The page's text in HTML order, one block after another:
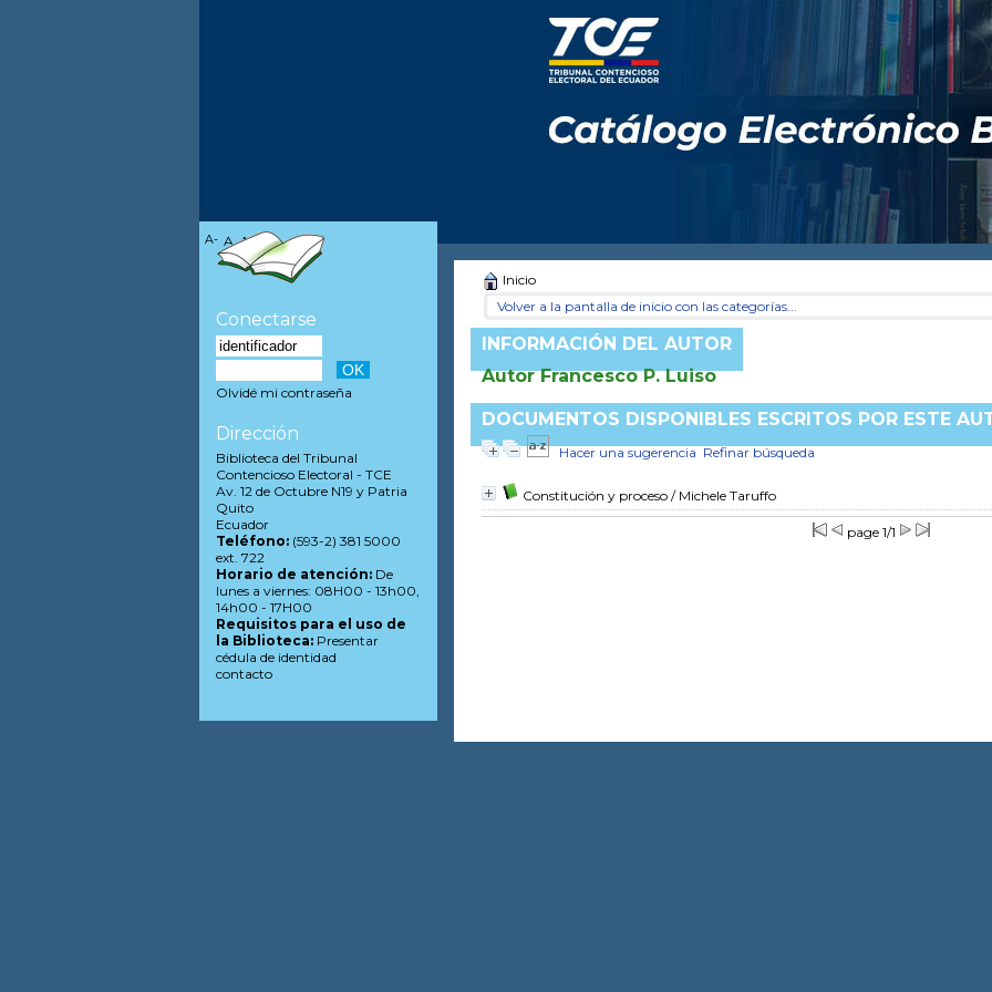
Inicio
Volver a la pantalla de inicio con las categorías...
INFORMACIÓN DEL AUTOR
Autor Francesco P. Luiso
DOCUMENTOS DISPONIBLES ESCRITOS POR ESTE
Hacer una sugerencia Refinar búsqueda
Constitución y proceso/ Michele Taruffo
page 1/1
A- A A+
Conectarse
Olvidé mi contraseña
Dirección
Biblioteca del Tribunal
Contencioso Electoral - TCE
Av. 12 de Octubre N19 y Patria
Quito
Ecuador
Teléfono:(593-2) 381 5000
ext. 722
Horario de atención:De
lunes a viernes: 08H00 - 13h00,
14h00 - 17H00
Requisitos para el uso de
la Biblioteca:Presentar
cédula de identidad
contacto